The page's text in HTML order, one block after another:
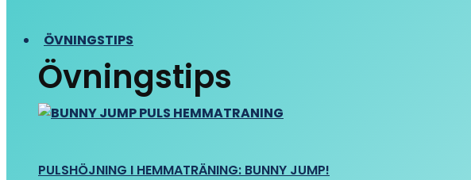
ÖVNINGSTIPS
Övningstips
PULSHÖJNING I HEMMATRÄNING: BUNNY JUMP!